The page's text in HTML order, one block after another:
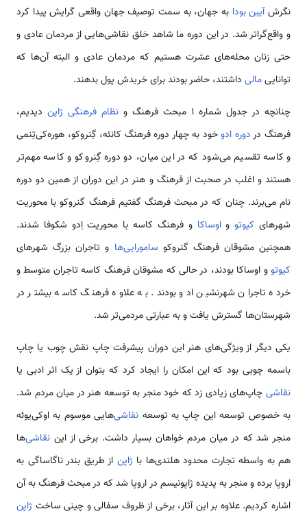
نگرشآیین بودا به جهان، به سمت توصیف جهان واقعی گرایش پیدا کرد
و واقع‌گراتر شد. در این دوره ما شاهد خلق نقاشی‌هایی از مردمان عادی و
حتی زنان محله‌های عشرت هستیم که مردمان عادی و البته آن‌ها که
تواناییمالی داشتند، حاضر بودند برای خریدش پول بدهند.
چنانچه در جدول شماره 1 مبحث فرهنگ و نظام فرهنگی ژاپن دیدیم،
فرهنگ دردوره ادوخود به چهار دوره فرهنگ کانئه، گِنروکو، هوره‌کی‌تِنمی
و کاسه تقسیم می‌شود که در این میان، دو دوره گِنروکو و کاسه مهم‌تر
هستند و اغلب در صحبت از فرهنگ و هنر در این دوران از همین دو دوره
نام می‌برند. چنان که در مبحث فرهنگ گفتیم فرهنگ گنروکو با محوریت
شهرهای کیوتوواوساکا و فرهنگ کاسه با محوریت اِدو شکوفا شدند.
همچنین مشوقان فرهنگ گنروکو سامورایی‌ها و تاجران بزرگ شهرهای
کیوتوو اوساکا بودند، در حالی که مشوقان فرهنگ کاسه تاجران متوسط و
خرده تاجران شهرنشین ادو بودند. به علاوه فرهنگ کاسه بیشتر در
شهرستان‌ها گسترش یافت و به عبارتی مردمی‌تر شد.
یکی دیگر از ویژگی‌های هنر این دوران پیشرفت چاپ نقش چوب یا چاپ
باسمه چوبی بود که این امکان را ایجاد کرد که بتوان از یک اثر ادبی یا
نقاشی چاپ‌های زیادی زد که خود منجر به توسعه هنر در میان مردم شد.
به خصوص توسعه این چاپ به توسعه نقاشی‌هایی موسوم به اوکی‌یوئه
منجر شد که در میان مردم خواهان بسیار داشت. برخی از این نقاشی‌ها
هم به واسطه تجارت محدود هلندی‌ها با ژاپن از طریق بندر ناگاساگی به
اروپا برده و منجر به پدیده ژاپونیسم در اروپا شد که در مبحث فرهنگ به آن
اشاره کردیم. علاوه بر این آثار، برخی از ظروف سفالی و چینی ساخت ژاپن